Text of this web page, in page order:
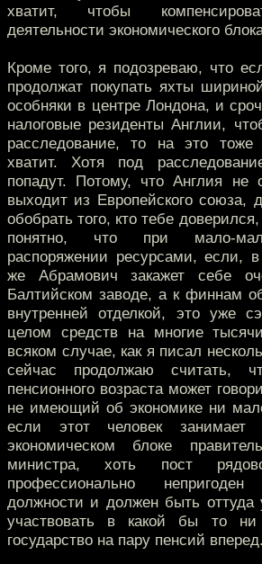
хватит, чтобы
деятельности экономического
Кроме того, я подозреваю, что
продолжат покупать яхты
особняки в центре Лондона, и
налоговые резиденты Англии,
расследование, то на это тоже
хватит. Хотя под
попадут. Потому, что Англия не
выходит из Европейского союза,
обобрать того, кто тебе
понятно, что при мало-
распоряжении ресурсами, если,
же Абрамович закажет себе
Балтийском заводе, а к финнам
внутренней отделкой, это уже
целом средств на многие
всяком случае, как я писал
сейчас продолжаю считать,
пенсионного возраста может
не имеющий об экономике ни
если этот человек занимает
экономическом блоке
министра, хоть пост
профессионально
должности и должен быть оттуда
участвовать в какой бы то
государство на пару пенсий вперед.